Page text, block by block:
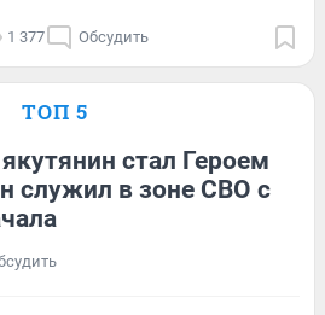
1 377 Обсудить
ТОП 5
стал Героем
служил в зоне СВО с